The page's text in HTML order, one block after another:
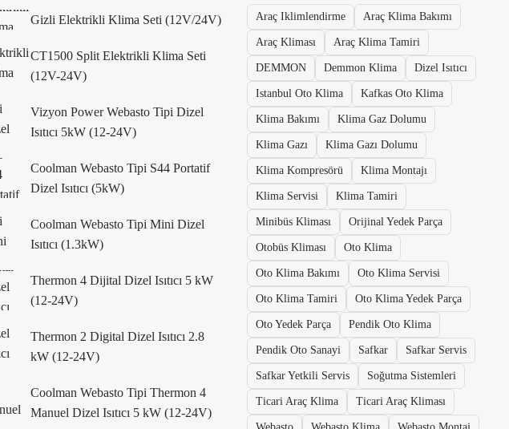
Gizli Elektrikli Klima Seti (12V/24V)
CT1500 Split Elektrikli Klima Seti
(12V-24V)
Vizyon Power Webasto Tipi Dizel
Isıtıcı 5kW (12-24V)
Coolman Webasto Tipi S44 Portatif
Dizel Isıtıcı (5kW)
Coolman Webasto Tipi Mini Dizel
Isıtıcı (1.3kW)
Thermon 4 Dijital Dizel Isıtıcı 5 kW
(12-24V)
Thermon 2 Digital Dizel Isıtıcı 2.8
kW (12-24V)
Coolman Webasto Tipi Thermon 4
Manuel Dizel Isıtıcı 5 kW (12-24V)
Araç Iklimlendirme Araç Klima Bakımı
Araç Kliması Araç Klima Tamiri
DEMMON Demmon Klima Dizel Isıtıcı
Istanbul Oto Klima Kafkas Oto Klima
Klima Bakımı Klima Gaz Dolumu
Klima Gazı Klima Gazı Dolumu
Klima Kompresörü Klima Montajı
Klima Servisi Klima Tamiri
Minibüs Kliması Orijinal Yedek Parça
Otobüs Kliması Oto Klima
Oto Klima Bakımı Oto Klima Servisi
Oto Klima Tamiri Oto Klima Yedek Parça
Oto Yedek Parça Pendik Oto Klima
Pendik Oto Sanayi Safkar Safkar Servis
Safkar Yetkili Servis Soğutma Sistemleri
Ticari Araç Klima Ticari Araç Kliması